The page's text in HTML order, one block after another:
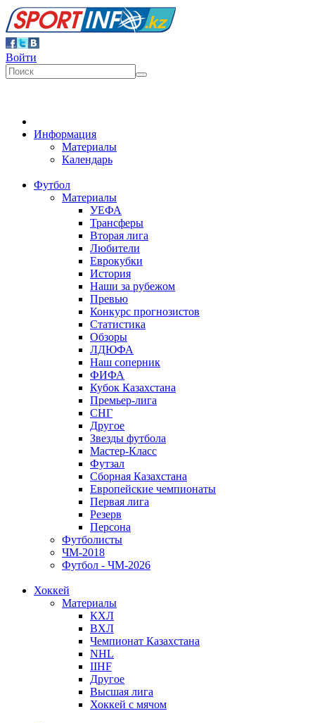
Войти
Информация
Материалы
Календарь
Футбол
Материалы
УЕФА
Трансферы
Вторая лига
Любители
Еврокубки
История
Наши за рубежом
Превью
Конкурс прогнозистов
Статистика
Обзоры
ЛДЮФА
Наш соперник
ФИФА
Кубок Казахстана
Премьер-лига
СНГ
Другое
Звезды футбола
Мастер-Класс
Футзал
Сборная Казахстана
Европейские чемпионаты
Первая лига
Резерв
Персона
Футболисты
ЧМ-2018
Футбол - ЧМ-2026
Хоккей
Материалы
КХЛ
ВХЛ
Чемпионат Казахстана
NHL
IIHF
Другое
Высшая лига
Хоккей с мячом